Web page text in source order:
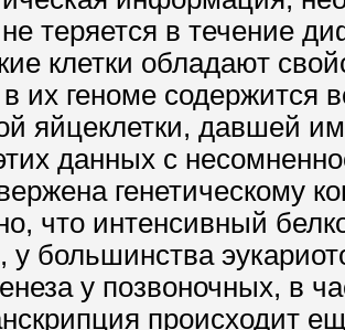
теряется в течение
клетки обладают
в их геноме
яйцеклетки, давшей
данных с
генетическому
что интенсивный
у большинства
у позвоночных, в
происходит